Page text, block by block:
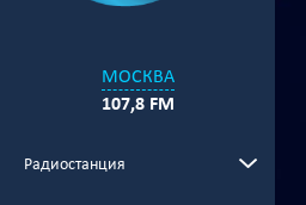
МОСКВА
107,8 FM
Радиостанция